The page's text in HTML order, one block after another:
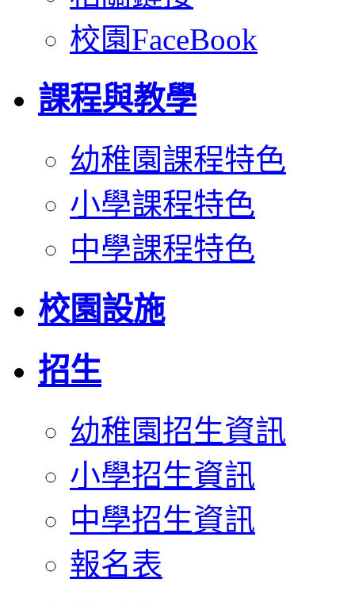
校園FaceBook
課程與教學
幼稚園課程特色
小學課程特色
中學課程特色
校園設施
招生
幼稚園招生資訊
小學招生資訊
中學招生資訊
報名表